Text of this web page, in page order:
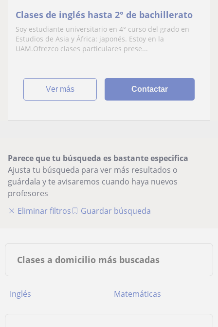
Clases de inglés hasta 2° de bachillerato
Soy estudiante universitario en 4° curso del grado en
Estudios de Asia y África: japonés. Estoy en la
UAM.Ofrezco clases particulares prese...
ver más Contactar
Parece que tu búsqueda es bastante especifica
Ajusta tu búsqueda para ver más resultados o
guárdala y te avisaremos cuando haya nuevos
profesores
Eliminar filtros
Guardar búsqueda
Clases a domicilio más buscadas
Inglés Matemáticas